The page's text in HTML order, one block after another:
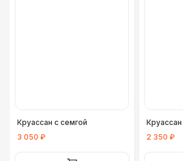
Круассан с семгой
3 050 ₽
2 350 ₽